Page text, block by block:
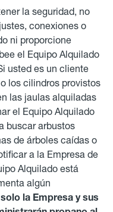
la seguridad, no
conexiones o
ni proporcione
el Equipo Alquilado
usted es un cliente
los cilindros provistos
las jaulas alquiladas
el Equipo Alquilado
buscar arbustos
de árboles caídas o
a la Empresa de
Alquilado está
algún
la Empresa y sus